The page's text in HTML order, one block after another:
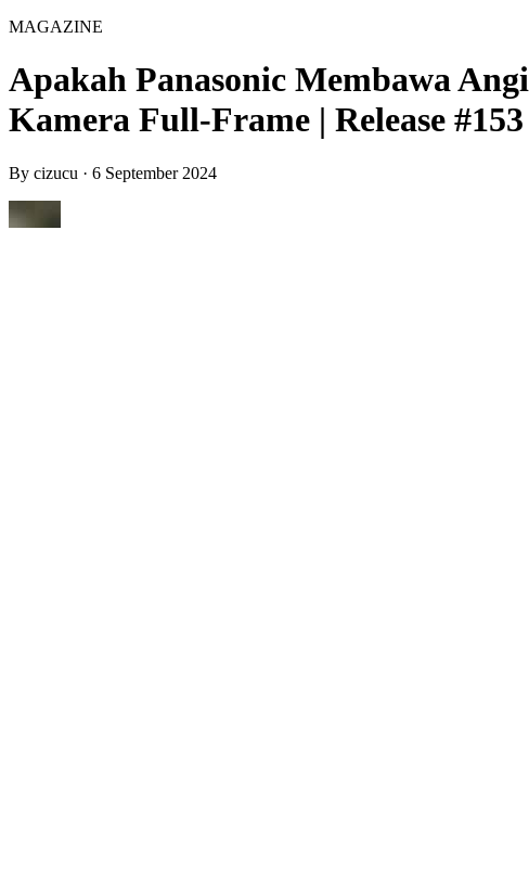
MAGAZINE
Apakah Panasonic Membawa
Kamera Full-Frame | Release #153
By cizucu · 6 September 2024